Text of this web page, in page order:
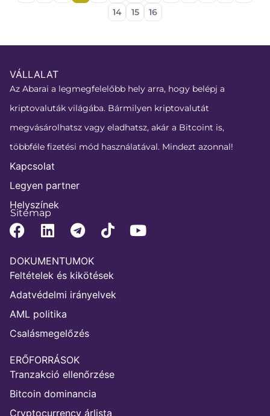
14
15 16
VÁLLALAT
Az Abarai a legmegfelelőbb hely arra, hogy belépj a
kriptovaluták világába. Bármilyen kriptovalutát
megvásárolhatsz vagy eladhatsz, akár a Bitcoint is,
többféle fizetési mód használatával. Mindezt azonnal!
Kapcsolat
Legyen partner
Helyszínek
Sitemap
DOKUMENTUMOK
Feltételek és kikötések
Adatvédelmi irányelvek
AML politika
Csalásmegelőzés
ERŐFORRÁSOK
Tranzakció ellenőrzése
Bitcoin dominancia
Cryptocurrency árlista